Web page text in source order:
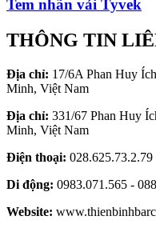
Tem nhãn vải Tyvek
THÔNG TIN
Địa chỉ: 17/6A Phan Huy
Minh, Việt Nam
Địa chỉ: 331/67 Phan Huy
Minh, Việt Nam
Điện thoại: 028.625.73.2.79
Di động: 0983.071.565 -
Website: